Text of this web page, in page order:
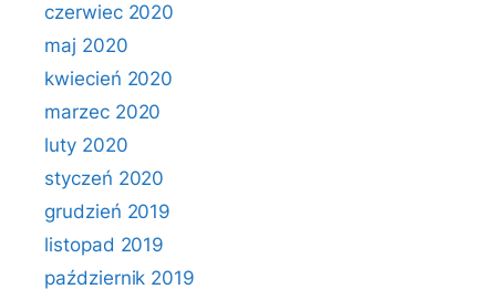
czerwiec 2020
maj 2020
kwiecień 2020
marzec 2020
luty 2020
styczeń 2020
grudzień 2019
listopad 2019
październik 2019